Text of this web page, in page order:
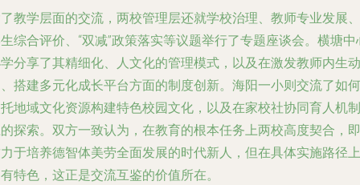
教学层面的交流，两校管理层还就学校治理、教师专业发展、
综合评价、“双减”政策落实等议题举行了专题座谈会。横塘中
分享了其精细化、人文化的管理模式，以及在激发教师内生动
搭建多元化成长平台方面的制度创新。海阳一小则交流了如何
地域文化资源构建特色校园文化，以及在家校社协同育人机制
探索。双方一致认为，在教育的根本任务上两校高度契合，即
于培养德智体美劳全面发展的时代新人，但在具体实施路径上
特色，这正是交流互鉴的价值所在。